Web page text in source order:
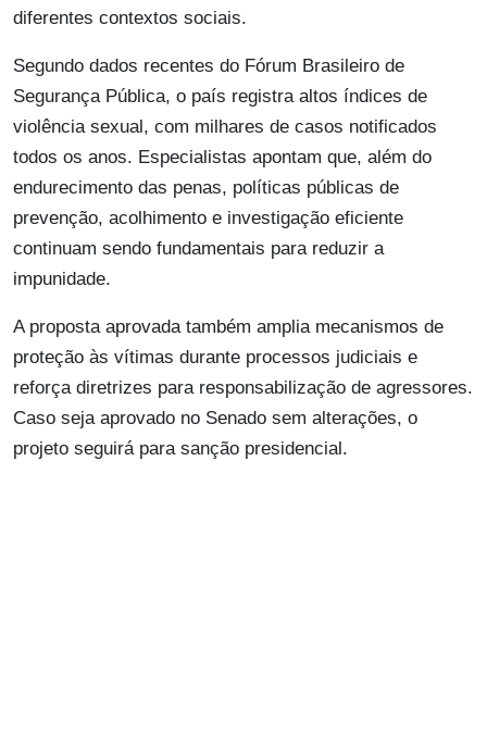
diferentes contextos sociais.
Segundo dados recentes do Fórum Brasileiro de
Segurança Pública, o país registra altos índices de
violência sexual, com milhares de casos notificados
todos os anos. Especialistas apontam que, além do
endurecimento das penas, políticas públicas de
prevenção, acolhimento e investigação eficiente
continuam sendo fundamentais para reduzir a
impunidade.
A proposta aprovada também amplia mecanismos de
proteção às vítimas durante processos judiciais e
reforça diretrizes para responsabilização de agressores.
Caso seja aprovado no Senado sem alterações, o
projeto seguirá para sanção presidencial.